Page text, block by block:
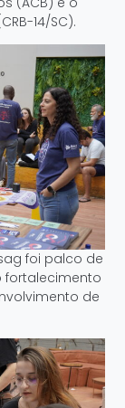
14/SC).
foi palco de
de